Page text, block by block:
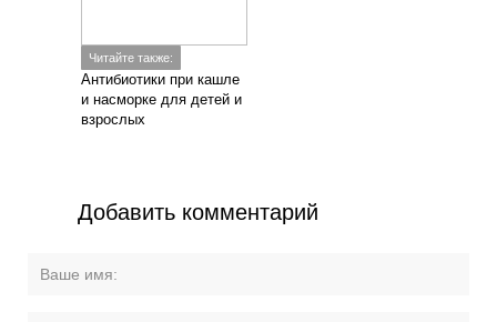
Читайте также:
Антибиотики при кашле
и насморке для детей и
взрослых
Добавить комментарий